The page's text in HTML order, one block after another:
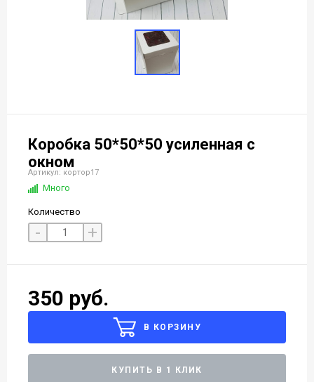
Коробка 50*50*50 усиленная с
окном
Артикул: кортор17
Много
Количество
- +
350 руб.
В КОРЗИНУ
КУПИТЬ В 1 КЛИК